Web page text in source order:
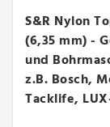
S&R Nylon
(6,35 mm) -
und
z.B. Bosch,
Tacklife,